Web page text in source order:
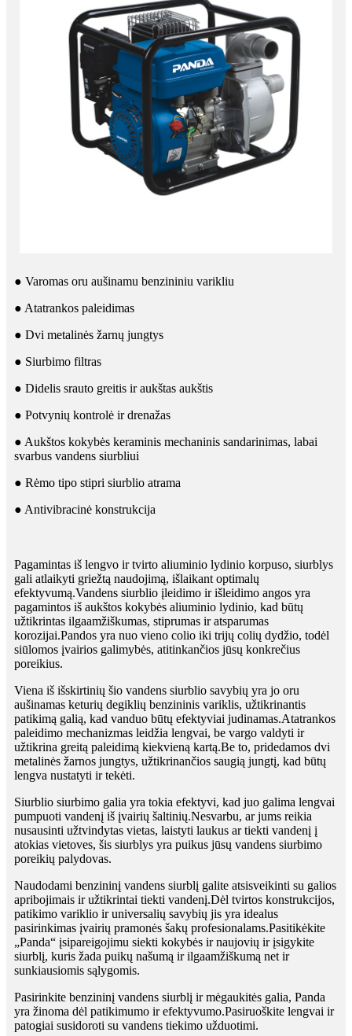
● Varomas oru aušinamu benzininiu varikliu
● Atatrankos paleidimas
● Dvi metalinės žarnų jungtys
● Siurbimo filtras
● Didelis srauto greitis ir aukštas aukštis
● Potvynių kontrolė ir drenažas
● Aukštos kokybės keraminis mechaninis sandarinimas, labai
svarbus vandens siurbliui
● Rėmo tipo stipri siurblio atrama
● Antivibracinė konstrukcija
Pagamintas iš lengvo ir tvirto aliuminio lydinio korpuso, siurblys
gali atlaikyti griežtą naudojimą, išlaikant optimalų
efektyvumą.Vandens siurblio įleidimo ir išleidimo angos yra
pagamintos iš aukštos kokybės aliuminio lydinio, kad būtų
užtikrintas ilgaamžiškumas, stiprumas ir atsparumas
korozijai.Pandos yra nuo vieno colio iki trijų colių dydžio, todėl
siūlomos įvairios galimybės, atitinkančios jūsų konkrečius
poreikius.
Viena iš išskirtinių šio vandens siurblio savybių yra jo oru
aušinamas keturių degiklių benzininis variklis, užtikrinantis
patikimą galią, kad vanduo būtų efektyviai judinamas.Atatrankos
paleidimo mechanizmas leidžia lengvai, be vargo valdyti ir
užtikrina greitą paleidimą kiekvieną kartą.Be to, pridedamos dvi
metalinės žarnos jungtys, užtikrinančios saugią jungtį, kad būtų
lengva nustatyti ir tekėti.
Siurblio siurbimo galia yra tokia efektyvi, kad juo galima lengvai
pumpuoti vandenį iš įvairių šaltinių.Nesvarbu, ar jums reikia
nusausinti užtvindytas vietas, laistyti laukus ar tiekti vandenį į
atokias vietoves, šis siurblys yra puikus jūsų vandens siurbimo
poreikių palydovas.
Naudodami benzininį vandens siurblį galite atsisveikinti su galios
apribojimais ir užtikrintai tiekti vandenį.Dėl tvirtos konstrukcijos,
patikimo variklio ir universalių savybių jis yra idealus
pasirinkimas įvairių pramonės šakų profesionalams.Pasitikėkite
„Panda“ įsipareigojimu siekti kokybės ir naujovių ir įsigykite
siurblį, kuris žada puikų našumą ir ilgaamžiškumą net ir
sunkiausiomis sąlygomis.
Pasirinkite benzininį vandens siurblį ir mėgaukitės galia, Panda
yra žinoma dėl patikimumo ir efektyvumo.Pasiruoškite lengvai ir
patogiai susidoroti su vandens tiekimo užduotimi.